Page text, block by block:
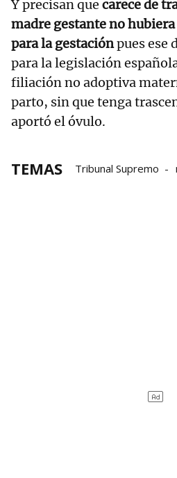
Y precisan que carece de
madre gestante no
para la gestaciónpues ese
para la legislación
filiación no adoptiva
parto, sin que tenga
aportó el óvulo.
TEMAS Tribunal Supremo